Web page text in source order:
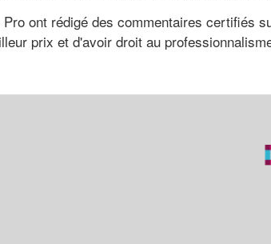
ont rédigé des commentaires certifiés
prix et d'avoir droit au